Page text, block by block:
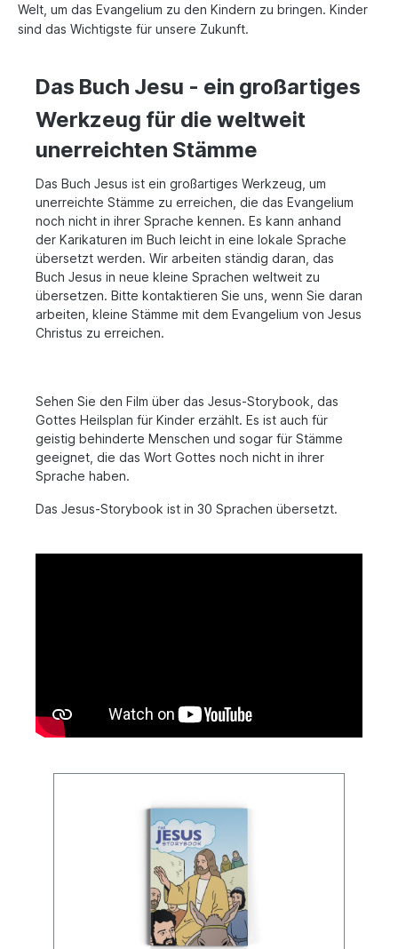
Welt, um das Evangelium zu den Kindern zu bringen. Kinder
sind das Wichtigste für unsere Zukunft.
Das Buch Jesu - ein großartiges
Werkzeug für die weltweit
unerreichten Stämme
Das Buch Jesus ist ein großartiges Werkzeug, um
unerreichte Stämme zu erreichen, die das Evangelium
noch nicht in ihrer Sprache kennen. Es kann anhand
der Karikaturen im Buch leicht in eine lokale Sprache
übersetzt werden. Wir arbeiten ständig daran, das
Buch Jesus in neue kleine Sprachen weltweit zu
übersetzen. Bitte kontaktieren Sie uns, wenn Sie daran
arbeiten, kleine Stämme mit dem Evangelium von Jesus
Christus zu erreichen.
Sehen Sie den Film über das Jesus-Storybook, das
Gottes Heilsplan für Kinder erzählt. Es ist auch für
geistig behinderte Menschen und sogar für Stämme
geeignet, die das Wort Gottes noch nicht in ihrer
Sprache haben.
Das Jesus-Storybook ist in 30 Sprachen übersetzt.